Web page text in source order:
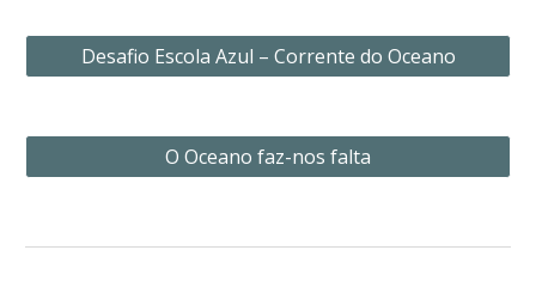
Desafio Escola Azul – Corrente do Oceano
O Oceano faz-nos falta